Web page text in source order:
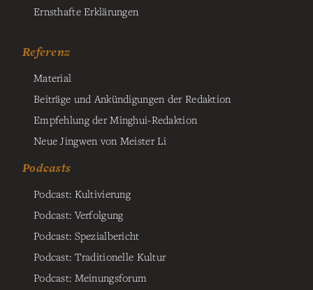
Ernsthafte Erklärungen
Referenz
Material
Beiträge und Ankündigungen der Redaktion
Empfehlung der Minghui-Redaktion
Neue Jingwen von Meister Li
Podcasts
Podcast: Kultivierung
Podcast: Verfolgung
Podcast: Spezialbericht
Podcast: Traditionelle Kultur
Podcast: Meinungsforum